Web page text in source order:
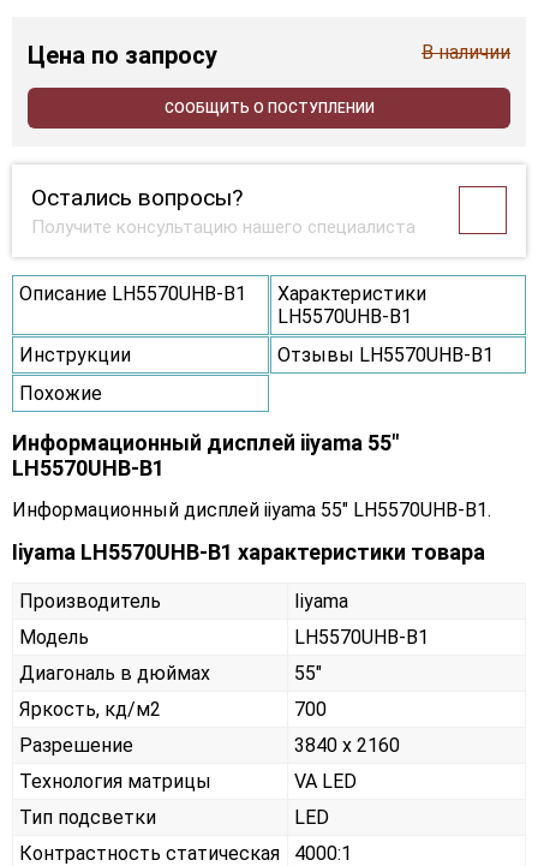
Цена по запросу В наличии
СООБЩИТЬ О ПОСТУПЛЕНИИ
Остались вопросы?
Получите консультацию нашего специалиста
Описание LH5570UHB-B1
Характеристики
LH5570UHB-B1
Инструкции
Отзывы LH5570UHB-B1
Похожие
Информационный дисплей iiyama 55"
LH5570UHB-B1
Информационный дисплей iiyama 55" LH5570UHB-B1.
Iiyama LH5570UHB-B1 характеристики товара
Производитель
Iiyama
Модель
LH5570UHB-B1
Диагональ в дюймах
55"
Яркость, кд/м2
700
Разрешение
3840 x 2160
Технология матрицы
VA LED
Тип подсветки
LED
Контрастность статическая
4000:1